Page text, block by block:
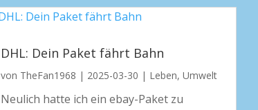
DHL: Dein Paket fährt Bahn
von TheFan1968 | 2025-03-30 | Leben, Umwelt
Neulich hatte ich ein ebay-Paket zu